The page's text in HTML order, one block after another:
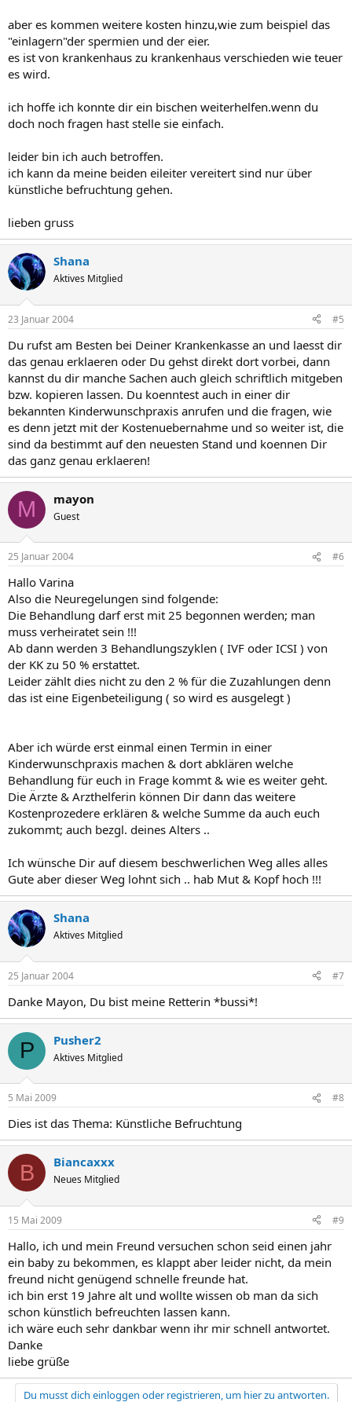
aber es kommen weitere kosten hinzu,wie zum beispiel das
"einlagern"der spermien und der eier.
es ist von krankenhaus zu krankenhaus verschieden wie teuer
es wird.
ich hoffe ich konnte dir ein bischen weiterhelfen.wenn du
doch noch fragen hast stelle sie einfach.
leider bin ich auch betroffen.
ich kann da meine beiden eileiter vereitert sind nur über
künstliche befruchtung gehen.
lieben gruss
Shana
Aktives Mitglied
23 Januar 2004 #5
Du rufst am Besten bei Deiner Krankenkasse an und laesst dir
das genau erklaeren oder Du gehst direkt dort vorbei, dann
kannst du dir manche Sachen auch gleich schriftlich mitgeben
bzw. kopieren lassen. Du koenntest auch in einer dir
bekannten Kinderwunschpraxis anrufen und die fragen, wie
es denn jetzt mit der Kostenuebernahme und so weiter ist, die
sind da bestimmt auf den neuesten Stand und koennen Dir
das ganz genau erklaeren!
M mayon
Guest
25 Januar 2004 #6
Hallo Varina
Also die Neuregelungen sind folgende:
Die Behandlung darf erst mit 25 begonnen werden; man
muss verheiratet sein !!!
Ab dann werden 3 Behandlungszyklen ( IVF oder ICSI ) von
der KK zu 50 % erstattet.
Leider zählt dies nicht zu den 2 % für die Zuzahlungen denn
das ist eine Eigenbeteiligung ( so wird es ausgelegt )
Aber ich würde erst einmal einen Termin in einer
Kinderwunschpraxis machen & dort abklären welche
Behandlung für euch in Frage kommt & wie es weiter geht.
Die Ärzte & Arzthelferin können Dir dann das weitere
Kostenprozedere erklären & welche Summe da auch euch
zukommt; auch bezgl. deines Alters ..
Ich wünsche Dir auf diesem beschwerlichen Weg alles alles
Gute aber dieser Weg lohnt sich .. hab Mut & Kopf hoch !!!
Shana
Aktives Mitglied
25 Januar 2004 #7
Danke Mayon, Du bist meine Retterin *bussi*!
P Pusher2
Aktives Mitglied
5 Mai 2009 #8
Dies ist das Thema: Künstliche Befruchtung
B Biancaxxx
Neues Mitglied
15 Mai 2009 #9
Hallo, ich und mein Freund versuchen schon seid einen jahr
ein baby zu bekommen, es klappt aber leider nicht, da mein
freund nicht genügend schnelle freunde hat.
ich bin erst 19 Jahre alt und wollte wissen ob man da sich
schon künstlich befreuchten lassen kann.
ich wäre euch sehr dankbar wenn ihr mir schnell antwortet.
Danke
liebe grüße
Du musst dich einloggen oder registrieren, um hier zu antworten.